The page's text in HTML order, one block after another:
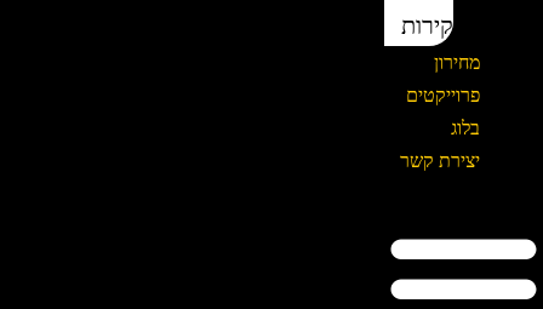
קירות
מחירון
פרוייקטים
בלוג
יצירת קשר